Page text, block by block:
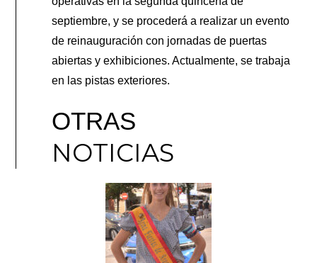
septiembre, y se procederá a realizar un evento
de reinauguración con jornadas de puertas
abiertas y exhibiciones. Actualmente, se trabaja
en las pistas exteriores.
OTRAS
NOTICIAS